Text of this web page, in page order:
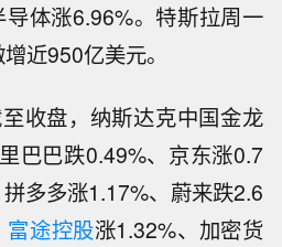
体涨6.96%。特斯拉周一
近950亿美元。
收盘，纳斯达克中国金龙
巴巴跌0.49%、京东涨0.7
多多涨1.17%、蔚来跌2.6
富途控股涨1.32%、加密货